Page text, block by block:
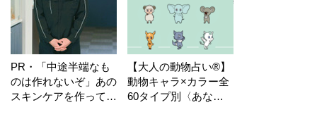
PR・「中途半端なも
のは作れないぞ」あの
スキンケアを作ってい
【大人の動物占い®】
動物キャラ×カラー全
60タイプ別〈あなた